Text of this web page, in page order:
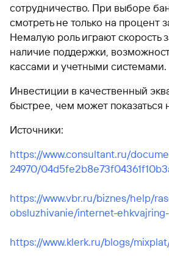
сотрудничество. При выборе
смотреть не только на процент
Немалую роль играют скорость
наличие поддержки,
кассами и учетными системами.
Инвестиции в качественный
быстрее, чем может показаться
Источники:
https://www.consultant.ru/
24970/
https://www.vbr.ru/biznes/help/
obsluzhivanie/internet-
https://www.klerk.ru/blogs/